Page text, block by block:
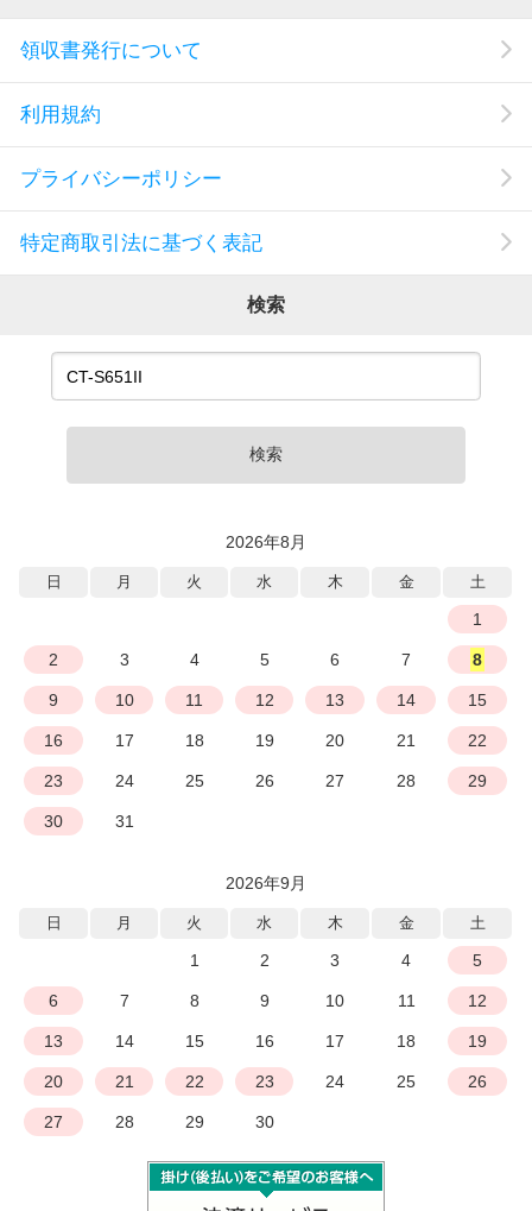
領収書発行について
利用規約
プライバシーポリシー
特定商取引法に基づく表記
検索
検索
2026年8月
日 月 火 水 木 金 土
1
2 3 4 5 6 7 8
9 10 11 12 13 14 15
16 17 18 19 20 21 22
23 24 25 26 27 28 29
30 31
2026年9月
日 月 火 水 木 金 土
1 2 3 4 5
6 7 8 9 10 11 12
13 14 15 16 17 18 19
20 21 22 23 24 25 26
27 28 29 30